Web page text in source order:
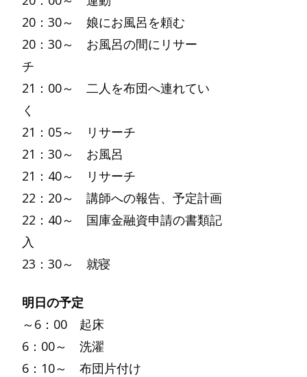
20：30～ 娘にお風呂を頼む
20：30～ お風呂の間にリサー
チ
21：00～ 二人を布団へ連れてい
く
21：05～ リサーチ
21：30～ お風呂
21：40～ リサーチ
22：20～ 講師への報告、予定計画
22：40～ 国庫金融資申請の書類記
入
23：30～ 就寝
明日の予定
～6：00 起床
6：00～ 洗濯
6：10～ 布団片付け